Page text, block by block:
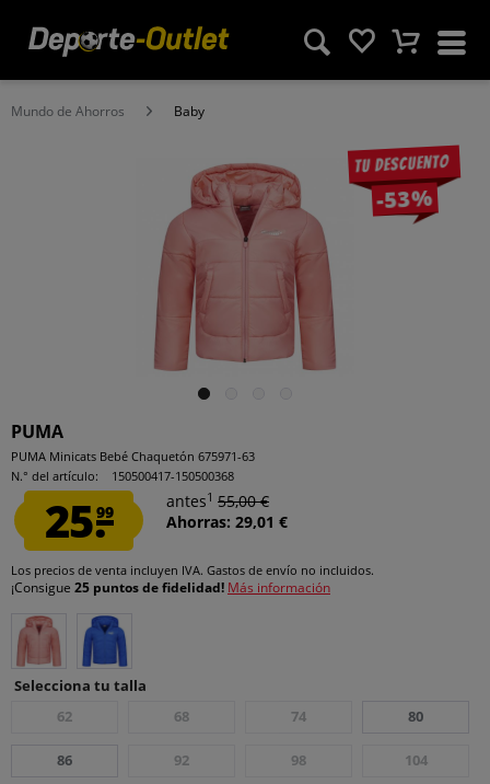
Mundo de Ahorros Baby
Tu descuento
-53%
PUMA
PUMA Minicats Bebé Chaquetón 675971-63
N.° del artículo:
150500417-150500368
25.99
antes1 55,00 €
Ahorras: 29,01 €
Los precios de venta incluyen IVA. Gastos de envío no incluidos.
¡Consigue 25 puntos de fidelidad! Más información
Selecciona tu talla
62
68 74 80
86 92 98 104